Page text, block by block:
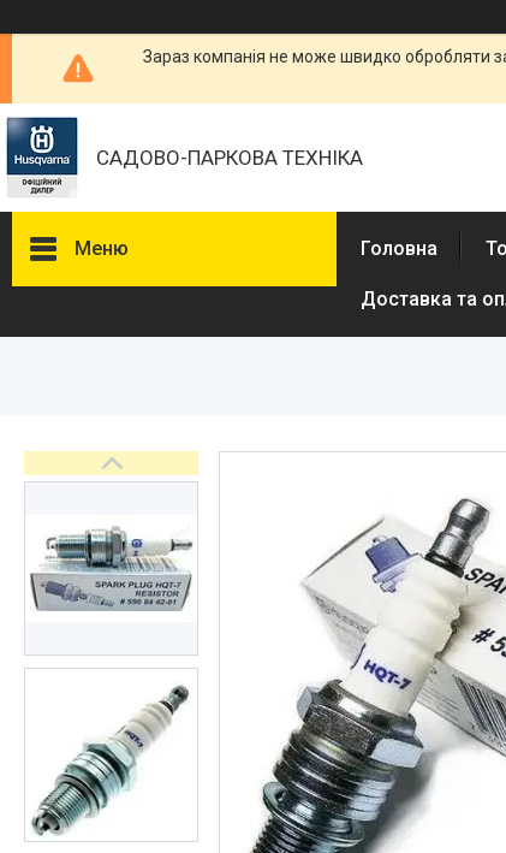
Зараз компанія не може швидко обробляти
САДОВО-ПАРКОВА ТЕХНІКА
Меню
Мотокоси та тримери
Кущорізи
Роботи-газонокосарки
Генератори
Насоси водяні/мотопомпи
Повітродувки і садові
пилососи
Головна
Доставка та